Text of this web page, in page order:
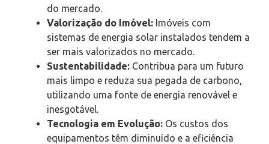
do mercado.
Valorização do Imóvel: Imóveis com
sistemas de energia solar instalados tendem a
ser mais valorizados no mercado.
Sustentabilidade: Contribua para um futuro
mais limpo e reduza sua pegada de carbono,
utilizando uma fonte de energia renovável e
inesgotável.
Tecnologia em Evolução: Os custos dos
equipamentos têm diminuído e a eficiência